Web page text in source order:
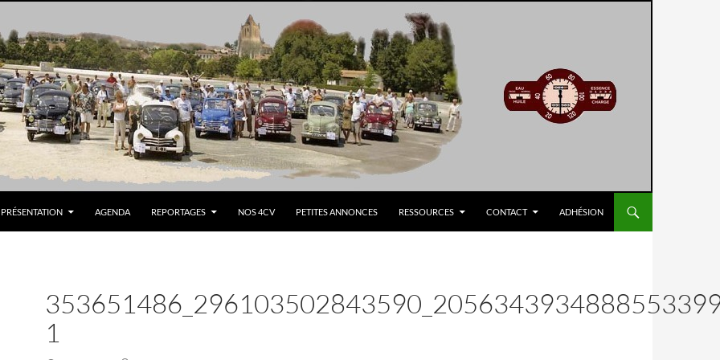
PRÉSENTATION AGENDA REPORTAGES NOS 4CV PETITES ANNONCES RESSOURCES CONTACT ADHÉSION
1